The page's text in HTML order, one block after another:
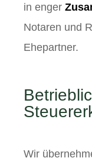
in enger
Notaren und
Ehepartner.
Wir